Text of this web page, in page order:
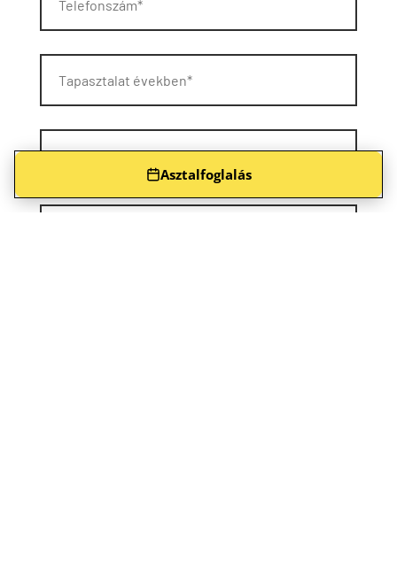
Asztalfoglalás